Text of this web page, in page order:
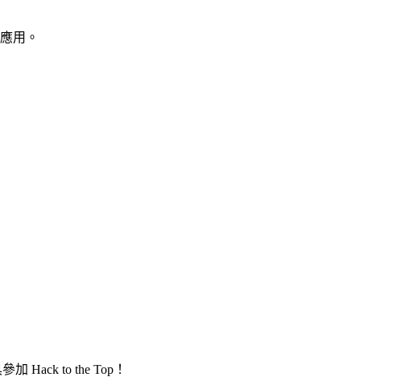
用。
Hack to the Top！